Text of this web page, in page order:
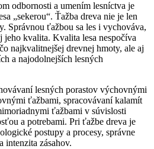
odbornosti a umením lesníctva je
„sekerou“. Ťažba dreva nie je len
Správnou ťažbou sa les i vychováva,
jeho kvalita. Kvalita lesa nespočíva
najkvalitnejšej drevnej hmoty, ale aj
a najodolnejších lesných
lesných porastov výchovnými
ťažbami, spracovávaní kalamít
ťažbami v súvislosti
a potrebami. Pri ťažbe dreva je
postupy a procesy, správne
intenzita zásahov.